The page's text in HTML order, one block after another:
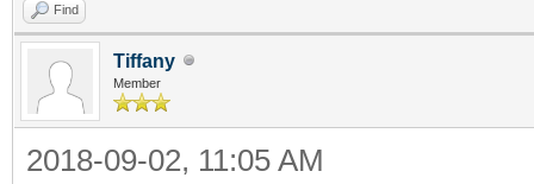
Find
Tiffany
Member
2018-09-02, 11:05 AM